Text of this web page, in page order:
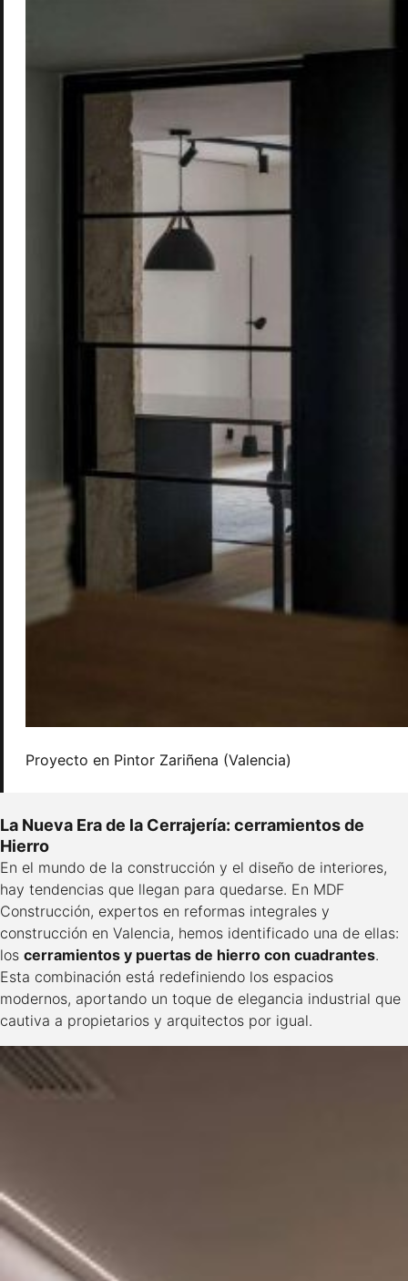
Proyecto en Pintor Zariñena (Valencia)
La Nueva Era de la Cerrajería: cerramientos de
Hierro
En el mundo de la construcción y el diseño de interiores,
hay tendencias que llegan para quedarse. En MDF
Construcción, expertos en reformas integrales y
construcción en Valencia, hemos identificado una de ellas:
los cerramientos y puertas de hierro con cuadrantes.
Esta combinación está redefiniendo los espacios
modernos, aportando un toque de elegancia industrial que
cautiva a propietarios y arquitectos por igual.